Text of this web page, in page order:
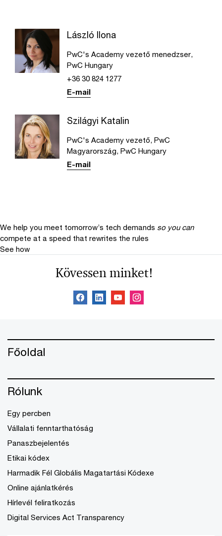
László Ilona
PwC's Academy vezető menedzser,
PwC Hungary
+36 30 824 1277
E-mail
Szilágyi Katalin
PwC's Academy vezető, PwC
Magyarország, PwC Hungary
E-mail
We help you meet tomorrow’s tech demands so you can
compete at a speed that rewrites the rules
See how
Kövessen minket!
Főoldal
Rólunk
Egy percben
Vállalati fenntarthatóság
Panaszbejelentés
Etikai kódex
Harmadik Fél Globális Magatartási Kódexe
Online ajánlatkérés
Hírlevél feliratkozás
Digital Services Act Transparency